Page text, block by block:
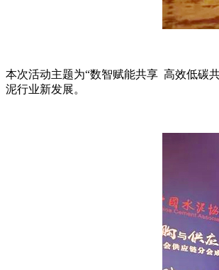
本次活动主题为“数智赋能共享 高效低碳
泥行业新发展。